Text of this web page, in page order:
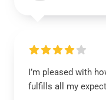
I’m pleased with
fulfills all my